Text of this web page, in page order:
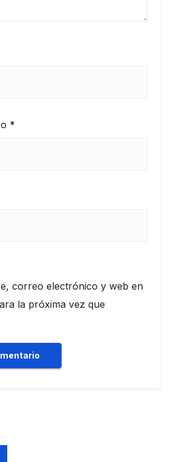
*
correo electrónico y web en
la próxima vez que